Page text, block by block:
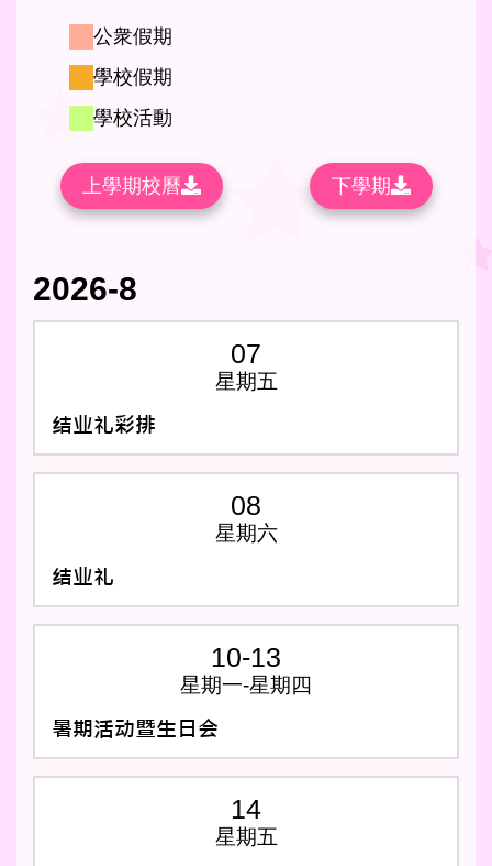
新生适应日
31 1
新生适应日
新生亲子适应日
公衆假期
學校假期
學校活動
上學期校曆 下學期
2026-8
07
星期五
结业礼彩排
08
星期六
结业礼
10-13
星期一-星期四
暑期活动暨生日会
14
星期五